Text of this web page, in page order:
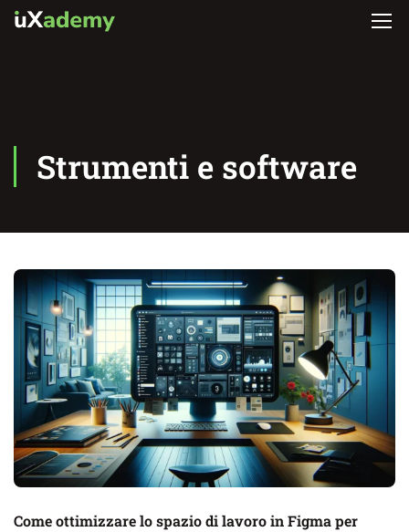
Strumenti e software
Come ottimizzare lo spazio di lavoro in Figma per